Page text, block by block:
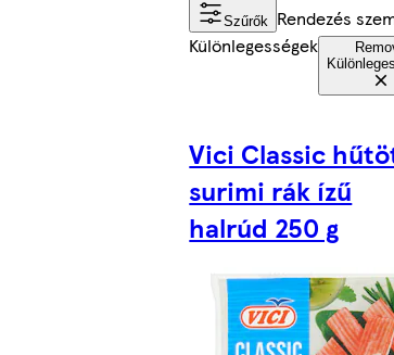
Szűrők Rendezés
Különlegességek
Vici Classic
surimi rák ízű
halrúd 250 g